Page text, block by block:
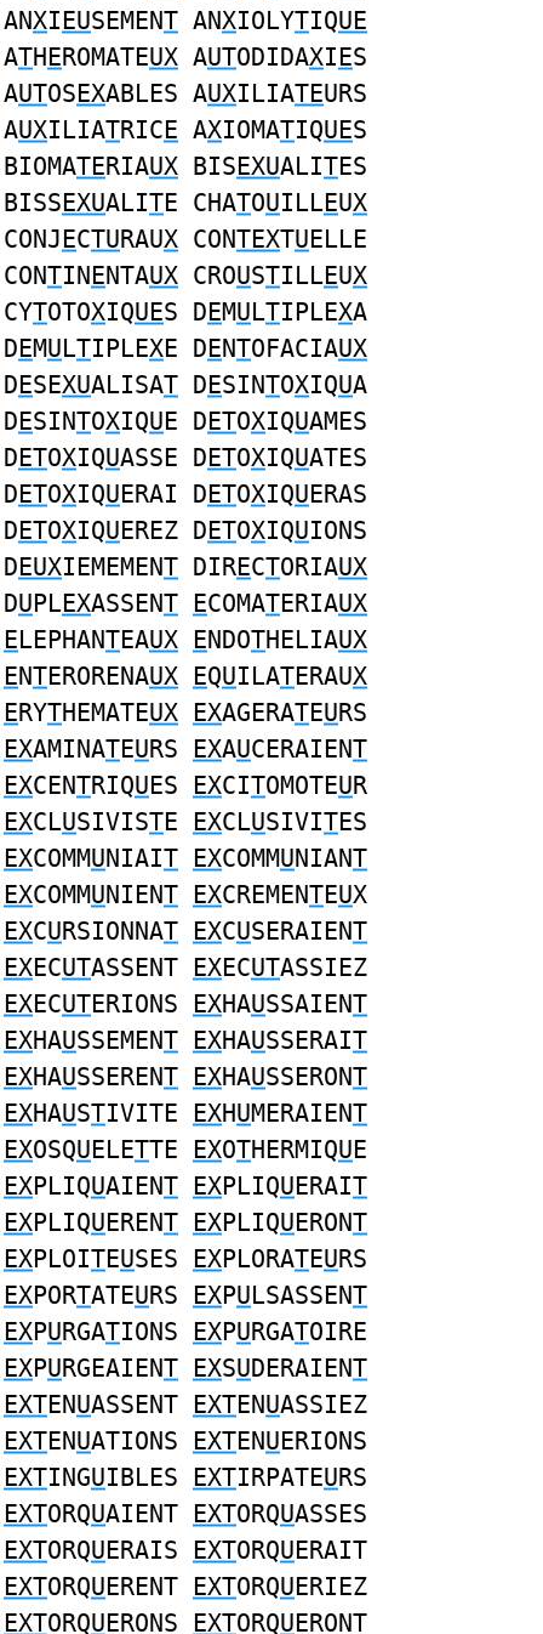
ANXIEUSEMENT ANXIOLYTIQUE
ATHEROMATEUX AUTODIDAXIES
AUTOSEXABLES AUXILIATEURS
AUXILIATRICE AXIOMATIQUES
BIOMATERIAUX BISEXUALITES
BISSEXUALITE CHATOUILLEUX
CONJECTURAUX CONTEXTUELLE
CONTINENTAUX CROUSTILLEUX
CYTOTOXIQUES DEMULTIPLEXA
DEMULTIPLEXE DENTOFACIAUX
DESEXUALISAT DESINTOXIQUA
DESINTOXIQUE DETOXIQUAMES
DETOXIQUASSE DETOXIQUATES
DETOXIQUERAI DETOXIQUERAS
DETOXIQUEREZ DETOXIQUIONS
DEUXIEMEMENT DIRECTORIAUX
DUPLEXASSENT ECOMATERIAUX
ELEPHANTEAUX ENDOTHELIAUX
ENTERORENAUX EQUILATERAUX
ERYTHEMATEUX EXAGERATEURS
EXAMINATEURS EXAUCERAIENT
EXCENTRIQUES EXCITOMOTEUR
EXCLUSIVISTE EXCLUSIVITES
EXCOMMUNIAIT EXCOMMUNIANT
EXCOMMUNIENT EXCREMENTEUX
EXCURSIONNAT EXCUSERAIENT
EXECUTASSENT EXECUTASSIEZ
EXECUTERIONS EXHAUSSAIENT
EXHAUSSEMENT EXHAUSSERAIT
EXHAUSSERENT EXHAUSSERONT
EXHAUSTIVITE EXHUMERAIENT
EXOSQUELETTE EXOTHERMIQUE
EXPLIQUAIENT EXPLIQUERAIT
EXPLIQUERENT EXPLIQUERONT
EXPLOITEUSES EXPLORATEURS
EXPORTATEURS EXPULSASSENT
EXPURGATIONS EXPURGATOIRE
EXPURGEAIENT EXSUDERAIENT
EXTENUASSENT EXTENUASSIEZ
EXTENUATIONS EXTENUERIONS
EXTINGUIBLES EXTIRPATEURS
EXTORQUAIENT EXTORQUASSES
EXTORQUERAIS EXTORQUERAIT
EXTORQUERENT EXTORQUERIEZ
EXTORQUERONS EXTORQUERONT